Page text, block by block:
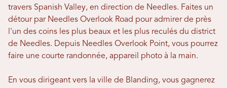
travers Spanish Valley, en direction de Needles. Faites un
détour par Needles Overlook Road pour admirer de près
l'un des coins les plus beaux et les plus reculés du district
de Needles. Depuis Needles Overlook Point, vous pourrez
faire une courte randonnée, appareil photo à la main.
En vous dirigeant vers la ville de Blanding, vous gagnerez